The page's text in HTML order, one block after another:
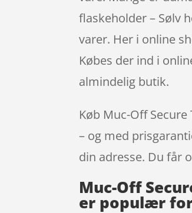
flaskeholder – Sølv
varer. Her i online
Købes der ind i
almindelig butik.
Køb Muc-Off
– og med
din adresse. Du får
Muc-Off
er populær